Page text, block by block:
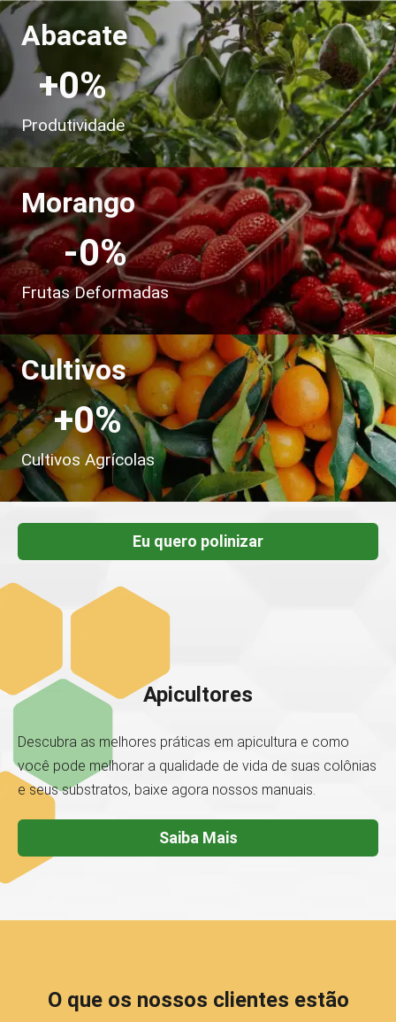
Abacate
Produtividade
+0%
Morango
Frutas Deformadas
-0%
Cultivos
Cultivos Agrícolas
+0%
Eu quero polinizar
Apicultores
Descubra as melhores práticas em apicultura e como
você pode melhorar a qualidade de vida de suas colônias
e seus substratos, baixe agora nossos manuais.
Saiba Mais
O que os nossos clientes estão